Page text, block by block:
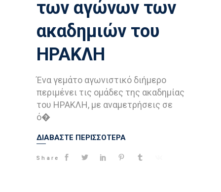
των αγώνων των
ακαδημιών του
ΗΡΑΚΛΗ
Ένα γεμάτο αγωνιστικό διήμερο
περιμένει τις ομάδες της ακαδημίας
του ΗΡΑΚΛΗ, με αναμετρήσεις σε
ό�
ΔΙΑΒΑΣΤΕ ΠΕΡΙΣΣΟΤΕΡΑ
Share